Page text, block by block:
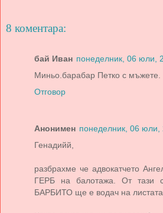
8 коментара:
бай Иван понеделник, 06 юли,
Миньо.барабар Петко с мъжете.
Отговор
Анонимен понеделник, 06 юли,
Генадийй,
разбрахме че адвокатчето
ГЕРБ на балотажа. От тази
БАРБИТО ще е водач на